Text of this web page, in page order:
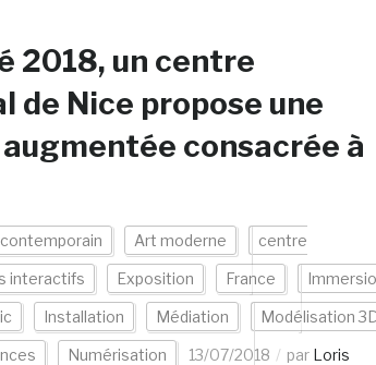
2018, un centre
de Nice propose une
consacrée à
Art moderne centre
interactifs Exposition France
Installation Médiation Modélisation
Numérisation 13/07/2018 par Loris